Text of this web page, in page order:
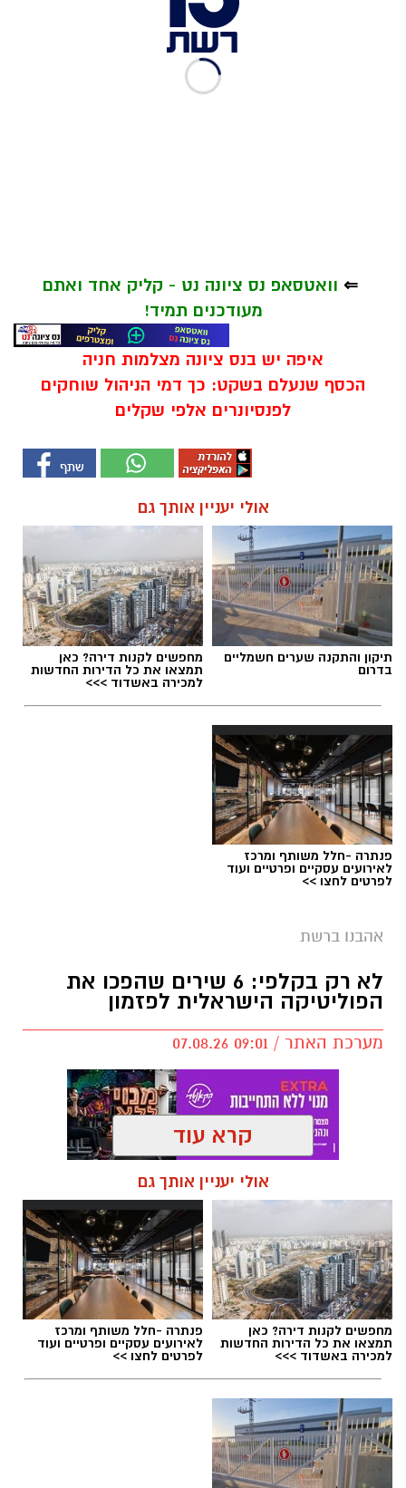
⇐ וואטסאפ נס ציונה נט - קליק אחד ואתם
מעודכנים תמיד!
איפה יש בנס ציונה מצלמות חניה
הכסף שנעלם בשקט: כך דמי הניהול שוחקים
לפנסיונרים אלפי שקלים
אולי יעניין אותך גם
תיקון והתקנה שערים חשמליים
בדרום
מחפשים לקנות דירה? כאן
תמצאו את כל הדירות החדשות
למכירה באשדוד >>>
פנתרה -חלל משותף ומרכז
לאירועים עסקיים ופרטיים ועוד
לפרטים לחצו >>
אהבנו ברשת
לא רק בקלפי: 6 שירים שהפכו את
הפוליטיקה הישראלית לפזמון
מערכת האתר / 09:01 07.08.26
טקסט פוליטי, שירים פוליטיים
חברתית
קרא עוד
אולי יעניין אותך גם
מחפשים לקנות דירה? כאן
תמצאו את כל הדירות החדשות
למכירה באשדוד >>>
פנתרה -חלל משותף ומרכז
לאירועים עסקיים ופרטיים ועוד
לפרטים לחצו >>